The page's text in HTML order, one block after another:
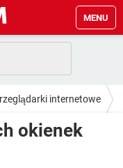
MENU
internetowe
okienek